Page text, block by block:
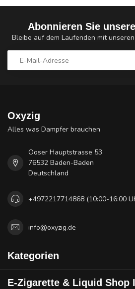
Abonnieren Sie
Bleibe auf dem Laufenden mit
Oxyzig
Alles was Dampfer brauchen
Ooser Hauptstrasse 53
76532 Baden-Baden
Deutschland
+4972217714868 (10:00-16:00
info@oxyzig.de
Kategorien
E-Zigarette & Liquid Shop